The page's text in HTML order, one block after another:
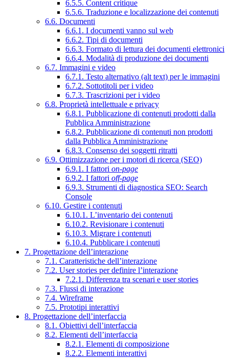
6.5.5. Content critique
6.5.6. Traduzione e localizzazione dei contenuti
6.6. Documenti
6.6.1. I documenti vanno sul web
6.6.2. Tipi di documenti
6.6.3. Formato di lettura dei documenti elettronici
6.6.4. Modalità di produzione dei documenti
6.7. Immagini e video
6.7.1. Testo alternativo (alt text) per le immagini
6.7.2. Sottotitoli per i video
6.7.3. Trascrizioni per i video
6.8. Proprietà intellettuale e privacy
6.8.1. Pubblicazione di contenuti prodotti dalla
Pubblica Amministrazione
6.8.2. Pubblicazione di contenuti non prodotti
dalla Pubblica Amministrazione
6.8.3. Consenso dei soggetti ritratti
6.9. Ottimizzazione per i motori di ricerca (SEO)
6.9.1. I fattori on-page
6.9.2. I fattori off-page
6.9.3. Strumenti di diagnostica SEO: Search
Console
6.10. Gestire i contenuti
6.10.1. L’inventario dei contenuti
6.10.2. Revisionare i contenuti
6.10.3. Migrare i contenuti
6.10.4. Pubblicare i contenuti
7. Progettazione dell’interazione
7.1. Caratteristiche dell’interazione
7.2. User stories per definire l’interazione
7.2.1. Differenza tra scenari e user stories
7.3. Flussi di interazione
7.4. Wireframe
7.5. Prototipi interattivi
8. Progettazione dell’interfaccia
8.1. Obiettivi dell’interfaccia
8.2. Elementi dell’interfaccia
8.2.1. Elementi di composizione
8.2.2. Elementi interattivi